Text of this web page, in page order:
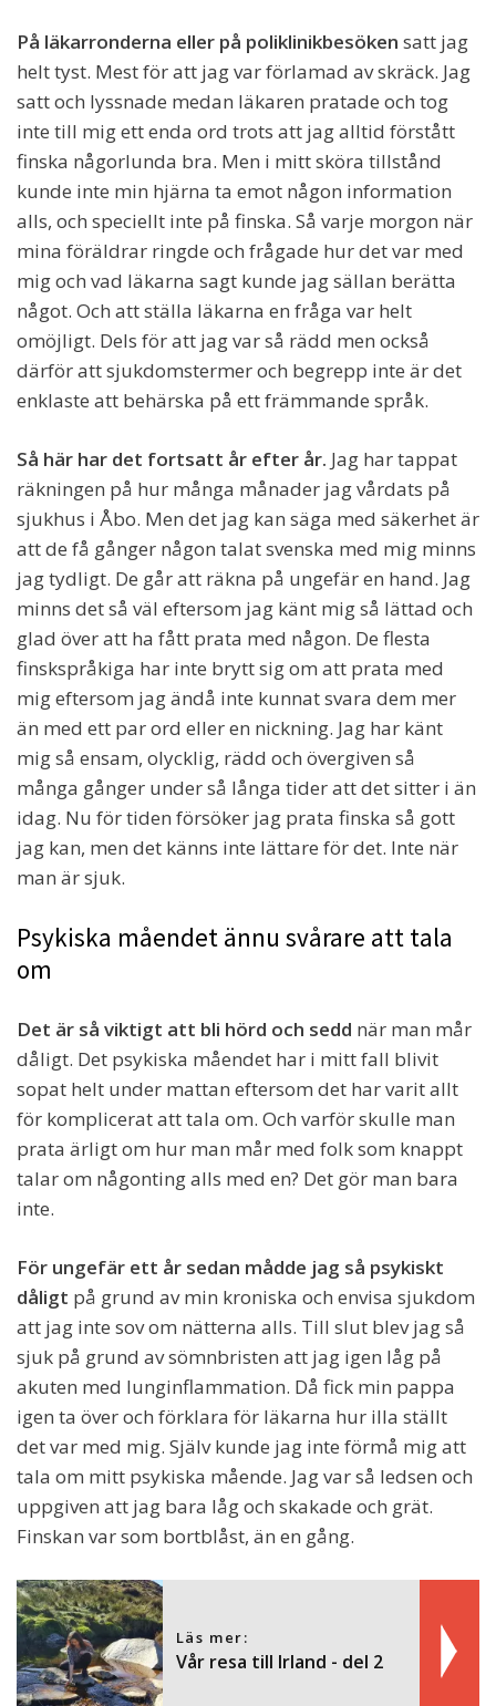
På läkarronderna eller på poliklinikbesöken satt jag
helt tyst. Mest för att jag var förlamad av skräck. Jag
satt och lyssnade medan läkaren pratade och tog
inte till mig ett enda ord trots att jag alltid förstått
finska någorlunda bra. Men i mitt sköra tillstånd
kunde inte min hjärna ta emot någon information
alls, och speciellt inte på finska. Så varje morgon när
mina föräldrar ringde och frågade hur det var med
mig och vad läkarna sagt kunde jag sällan berätta
något. Och att ställa läkarna en fråga var helt
omöjligt. Dels för att jag var så rädd men också
därför att sjukdomstermer och begrepp inte är det
enklaste att behärska på ett främmande språk.
Så här har det fortsatt år efter år. Jag har tappat
räkningen på hur många månader jag vårdats på
sjukhus i Åbo. Men det jag kan säga med säkerhet är
att de få gånger någon talat svenska med mig minns
jag tydligt. De går att räkna på ungefär en hand. Jag
minns det så väl eftersom jag känt mig så lättad och
glad över att ha fått prata med någon. De flesta
finskspråkiga har inte brytt sig om att prata med
mig eftersom jag ändå inte kunnat svara dem mer
än med ett par ord eller en nickning. Jag har känt
mig så ensam, olycklig, rädd och övergiven så
många gånger under så långa tider att det sitter i än
idag. Nu för tiden försöker jag prata finska så gott
jag kan, men det känns inte lättare för det. Inte när
man är sjuk.
Psykiska måendet ännu svårare att tala
om
Det är så viktigt att bli hörd och sedd när man mår
dåligt. Det psykiska måendet har i mitt fall blivit
sopat helt under mattan eftersom det har varit allt
för komplicerat att tala om. Och varför skulle man
prata ärligt om hur man mår med folk som knappt
talar om någonting alls med en? Det gör man bara
inte.
För ungefär ett år sedan mådde jag så psykiskt
dåligt på grund av min kroniska och envisa sjukdom
att jag inte sov om nätterna alls. Till slut blev jag så
sjuk på grund av sömnbristen att jag igen låg på
akuten med lunginflammation. Då fick min pappa
igen ta över och förklara för läkarna hur illa ställt
det var med mig. Själv kunde jag inte förmå mig att
tala om mitt psykiska mående. Jag var så ledsen och
uppgiven att jag bara låg och skakade och grät.
Finskan var som bortblåst, än en gång.
Läs mer:
Vår resa till Irland - del 2